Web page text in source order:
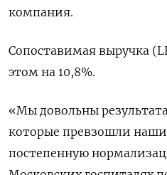
компания.
Сопоставимая выручка
этом на 10,8%.
«Мы довольны
которые превзошли
постепенную